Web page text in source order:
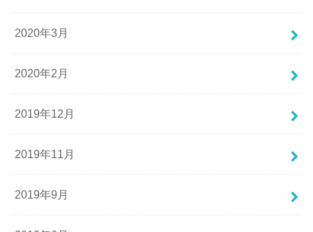
2020年3月
2020年2月
2019年12月
2019年11月
2019年9月